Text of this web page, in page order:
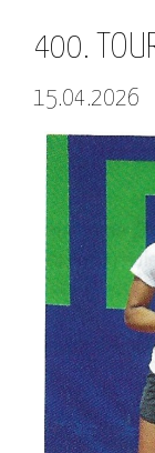
400.
15.04.2026